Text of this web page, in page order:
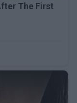
The First